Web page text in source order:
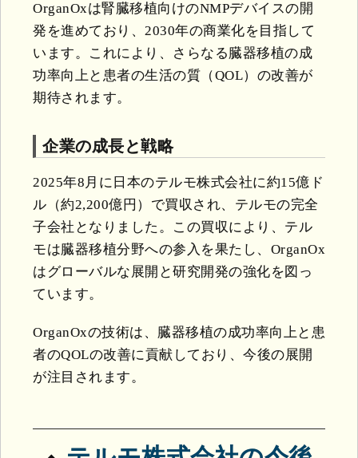
OrganOxは腎臓移植向けのNMPデバイスの開
発を進めており、2030年の商業化を目指して
います。これにより、さらなる臓器移植の成
功率向上と患者の生活の質（QOL）の改善が
期待されます。
企業の成長と戦略
2025年8月に日本のテルモ株式会社に約15億ド
ル（約2,200億円）で買収され、テルモの完全
子会社となりました。この買収により、テル
モは臓器移植分野への参入を果たし、OrganOx
はグローバルな展開と研究開発の強化を図っ
ています。
OrganOxの技術は、臓器移植の成功率向上と患
者のQOLの改善に貢献しており、今後の展開
が注目されます。